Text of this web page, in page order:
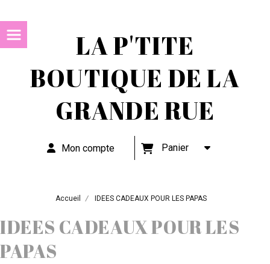
LA P'TITE
BOUTIQUE DE LA
GRANDE RUE
Mon compte Panier
Accueil IDEES CADEAUX POUR LES PAPAS
IDEES CADEAUX POUR LES
PAPAS